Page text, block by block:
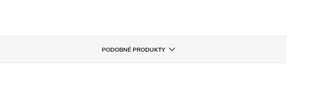
PODOBNÉ PRODUKTY